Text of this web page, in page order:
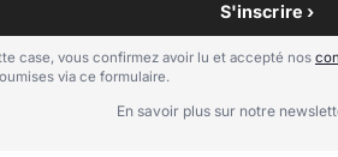
S'inscrire ›
case, vous confirmez avoir lu et accepté nos
via ce formulaire.
En savoir plus sur notre